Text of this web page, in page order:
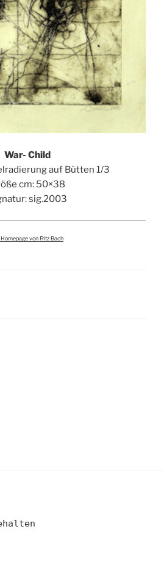
War- Child
auf Bütten 1/3
cm: 50×38
sig.2003
Homepage von Fritz Bach